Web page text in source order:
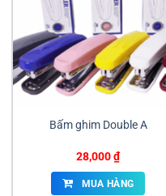
Bấm ghim Double A
28,000₫
MUA HÀNG